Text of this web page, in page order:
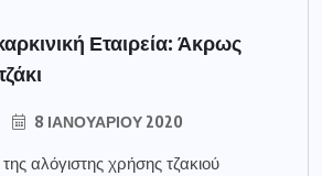
Εταιρεία: Άκρως
8 ΙΑΝΟΥΑΡΊΟΥ 2020
αλόγιστης χρήσης τζακιού